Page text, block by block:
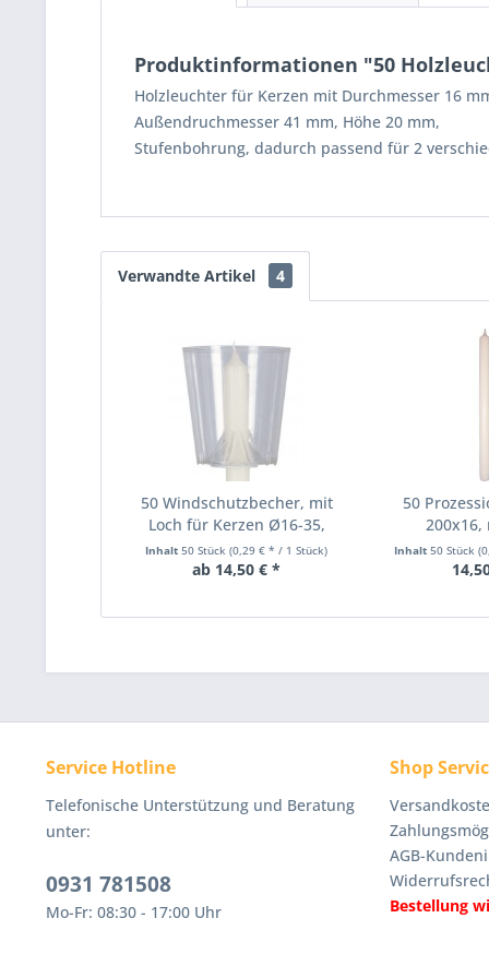
Produktinformationen "50
Holzleuchter für Kerzen mit Durchmesser 16
Außendruchmesser 41 mm, Höhe 20 mm,
Stufenbohrung, dadurch passend für 2
Verwandte Artikel 4
50 Windschutzbecher, mit
Loch für Kerzen Ø16-35,
farblos
Inhalt50 Stück(0,29 € * / 1 Stück)
ab 14,50 € *
50
Inhalt 50 Stück
Service Hotline
Telefonische Unterstützung und Beratung
unter:
0931 781508
Mo-Fr: 08:30 - 17:00 Uhr
Shop
AGB-
Bestellung